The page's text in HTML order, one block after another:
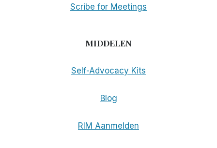
Scribe for Meetings
MIDDELEN
Self-Advocacy Kits
Blog
RIM Aanmelden